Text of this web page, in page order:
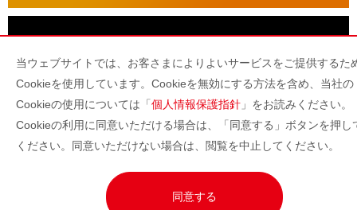
PCサイトヘ
当ウェブサイトでは、お客さまによりよいサービスをご提供するた
Cookieを使用しています。Cookieを無効にする方法を含め、当社の
Cookieの使用については「 個人情報保護指針 」をお読みください。
Cookieの利用に同意いただける場合は、「同意する」ボタンを押し
ください。同意いただけない場合は、閲覧を中止してください。
同意する